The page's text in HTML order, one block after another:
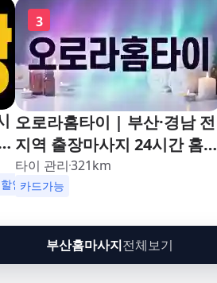
인 업소 이벤트중
3
오로라홈타이 | 부산·경남 전
지역 출장마사지 24시간 홈타
이
타이 관리321km
카드가능
부산홈마사지전체보기